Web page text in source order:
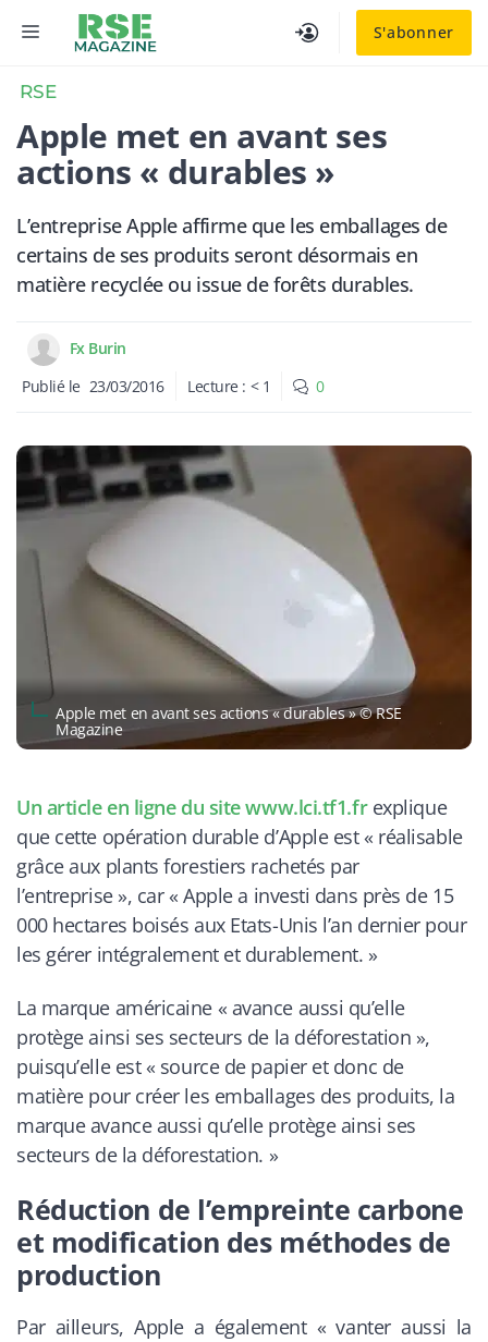
S'abonner
MENU
RSE
Apple met en avant ses
actions « durables »
L’entreprise Apple affirme que les emballages de
certains de ses produits seront désormais en
matière recyclée ou issue de forêts durables.
Fx Burin
Publié le 23/03/2016 Lecture : < 1 0
Apple met en avant ses actions « durables » © RSE
Magazine
Un article en ligne du sitewww.lci.tf1.frexplique
que cette opération durable d’Apple est « réalisable
grâce aux plants forestiers rachetés par
l’entreprise », car «Apple a investi dans près de 15
000 hectares boisés aux Etats-Unis l’an dernier pour
les gérer intégralement et durablement. »
La marque américaine « avance aussi qu’elle
protège ainsi ses secteurs de la déforestation »,
puisqu’elle est « source de papier et donc de
matière pour créer les emballages des produits, la
marque avance aussi qu’elle protège ainsi ses
secteurs de la déforestation. »
Réduction de l’empreinte carbone
et modification des méthodes de
production
Par ailleurs, Apple a également «vanter aussi la